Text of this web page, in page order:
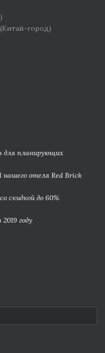
город)
для планирующих
отеля Red Brick
скидкой до 60%
году